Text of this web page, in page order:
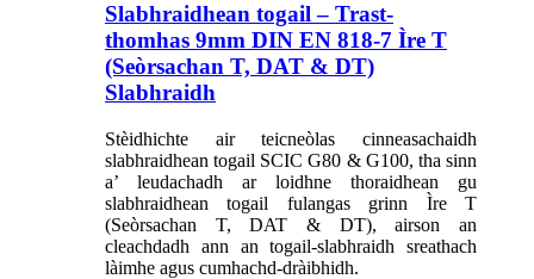
Slabhraidhean togail – Trast-
thomhas 9mm DIN EN 818-7 Ìre T
(Seòrsachan T, DAT & DT)
Slabhraidh
Stèidhichte air teicneòlas cinneasachaidh
slabhraidhean togail SCIC G80 & G100, tha sinn
a’ leudachadh ar loidhne thoraidhean gu
slabhraidhean togail fulangas grinn Ìre T
(Seòrsachan T, DAT & DT), airson an
cleachdadh ann an togail-slabhraidh sreathach
làimhe agus cumhachd-dràibhidh.